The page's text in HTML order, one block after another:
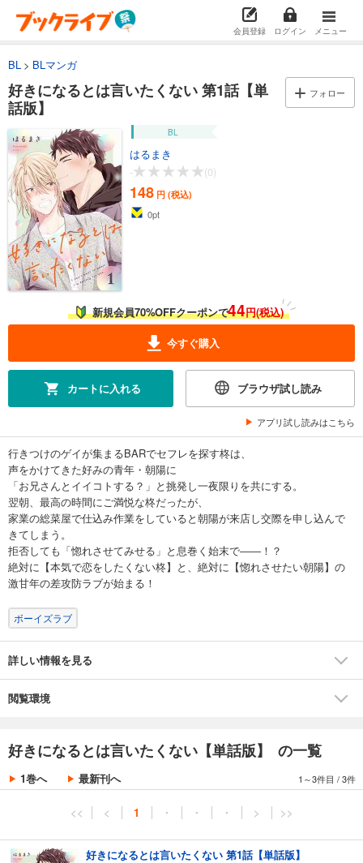
会員登録 ログイン メニュー
BL BLマンガ
好きになるとは言いたくない 第1話【単
話版】
フォロー
BL
はるまき
-
(0)
148 円 (税込)
0pt
新規会員70%OFFクーポンで44円(税込)
今すぐ購入
カートに入れる ブラウザ試し読み
アプリ試し読みはこちら
行きつけのゲイが集まるBARでセフレを探す柊は、
声をかけてきた好みの青年・朝陽に
「お兄さんとイイコトする？」と挑発し一夜限りを共にする。
翌朝、最高の時間にご満悦な柊だったが、
家業の総菜屋で仕込み作業をしていると朝陽が来店し交際を申し込んで
きてしまう。
拒否しても「惚れさせてみせる」と息巻く始末で――！？
絶対に【本気で恋をしたくない柊】と、絶対に【惚れさせたい朝陽】の
激甘年の差攻防ラブが始まる！
ボーイズラブ
詳しい情報を見る
閲覧環境
好きになるとは言いたくない【単話版】 の一覧
1巻へ 最新刊へ 1～3件目 /3件
<< < 1 ・ ・ ・ > >>
好きになるとは言いたくない 第1話【単話版】